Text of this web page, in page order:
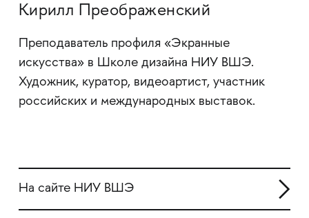
Кирилл Преображенский
Преподаватель профиля «Экранные
искусства» в Школе дизайна НИУ ВШЭ.
Художник, куратор, видеоартист, участник
российских и международных выставок.
На сайте НИУ ВШЭ